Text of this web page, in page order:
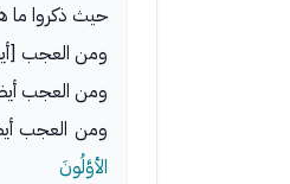
حيث ذكروا ما
ومن العجب
ومن العجب
ومن العجب
الأوَّلُونَ